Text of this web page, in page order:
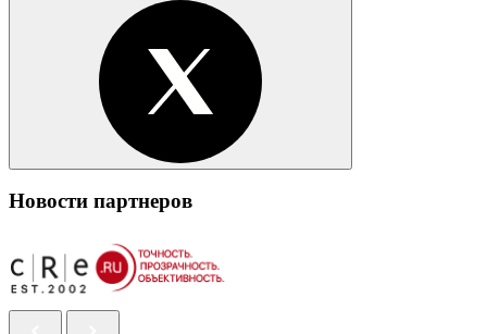
Новости партнеров